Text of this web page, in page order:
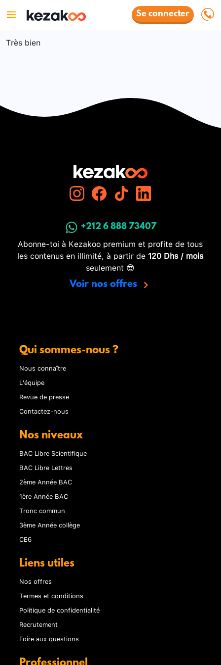
Se connecter
Très bien
+212 6 888 73407
Abonne-toi à Kezakoo premium et profite de tous
les contenus en illimité, à partir de 120 Dhs / mois
seulement 😎
Voir nos offres
Qui sommes-nous ?
Nous connaître
L'équipe
Revue de presse
Contactez-nous
Nos niveaux
BAC Libre Scientifique
BAC Libre Lettres
2ème Année BAC
1ère Année BAC
Tronc commun
3ème Année collège
CE6
Liens utiles
Nos offres
Termes et conditions
Politique de confidentialité
Recrutement
Foire aux questions